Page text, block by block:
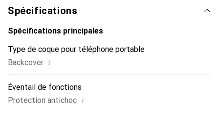
clientèle exigeante.
Spécifications
Spécifications principales
Type de coque pour téléphone portable
Backcover i
Éventail de fonctions
Protection antichoc i